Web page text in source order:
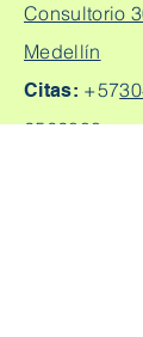
Consultorio
Medellín
Citas: +57
2562888